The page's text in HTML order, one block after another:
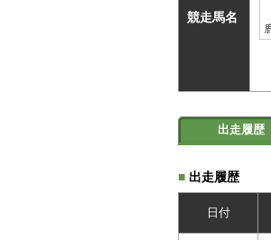
競走馬名
出走履歴
■ 出走履歴
日付